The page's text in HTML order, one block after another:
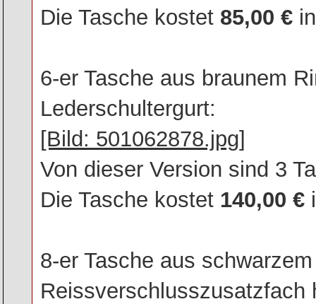
Die Tasche kostet 85,00 €
6-er Tasche aus braunem
Lederschultergurt:
[Bild: 501062878.jpg]
Von dieser Version sind 3
Die Tasche kostet 140,00 €
8-er Tasche aus
Reissverschlusszusatzfach